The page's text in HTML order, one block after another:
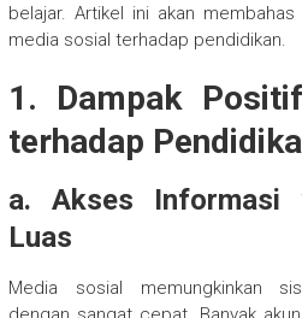
belajar. Artikel ini akan
media sosial terhadap pendidikan.
1. Dampak
terhadap
a. Akses Informasi
Luas
Media sosial memungkinkan